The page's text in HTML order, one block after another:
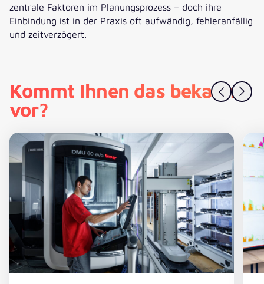
zentrale Faktoren im Planungsprozess – doch ihre
Einbindung ist in der Praxis oft aufwändig, fehleranfällig
und zeitverzögert.
Kommt Ihnen das bekannt
vor?